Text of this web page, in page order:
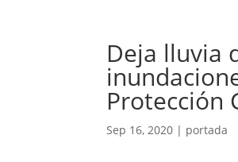
Deja lluvia
Protección
Sep 16, 2020 | portada